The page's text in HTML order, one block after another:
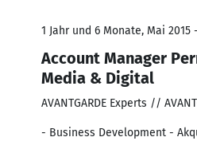
1 Jahr und 6 Monate, Mai 2015
Account Manager
Media & Digital
AVANTGARDE Experts //
- Business Development -